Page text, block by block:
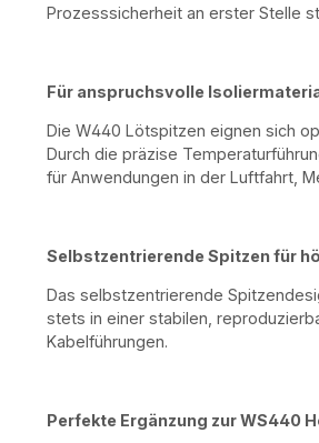
Prozesssicherheit an erster Stelle
Für anspruchsvolle
Die W440 Lötspitzen eignen sich
Durch die präzise
für Anwendungen in der Luftfahrt,
Selbstzentrierende Spitzen für
Das selbstzentrierende
stets in einer stabilen,
Kabelführungen.
Perfekte Ergänzung zur WS440